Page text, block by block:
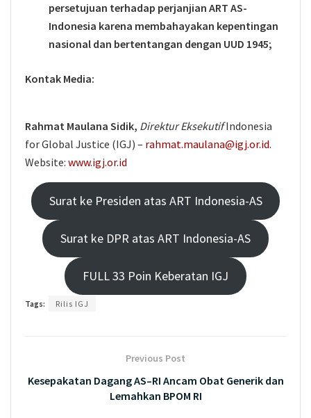
persetujuan terhadap perjanjian ART AS-
Indonesia karena membahayakan kepentingan
nasional dan bertentangan dengan UUD 1945;
Kontak Media:
Rahmat Maulana Sidik, Direktur EksekutifIndonesia
for Global Justice (IGJ) – rahmat.maulana@igj.or.id.
Website: www.igj.or.id
Surat ke Presiden atas ART Indonesia-AS
Surat ke DPR atas ART Indonesia-AS
FULL 33 Poin Keberatan IGJ
Tags: Rilis IGJ
Previous Post
Kesepakatan Dagang AS–RI Ancam Obat Generik dan
Lemahkan BPOM RI